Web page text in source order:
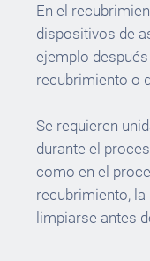
En el
dispositivos de
ejemplo
recubrimiento o
Se requieren
durante el
como en el
recubrimiento, la
limpiarse antes